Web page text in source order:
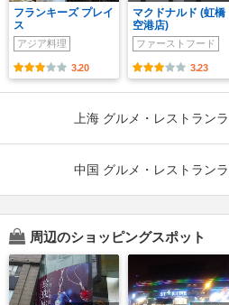
フランキーズ プレイ
ス
アジア料理
3.20
マクドナルド (虹橋
空港店)
ファーストフード
3.23
上海 グルメ・レストラン
中国 グルメ・レストラン
周辺のショッピングスポット